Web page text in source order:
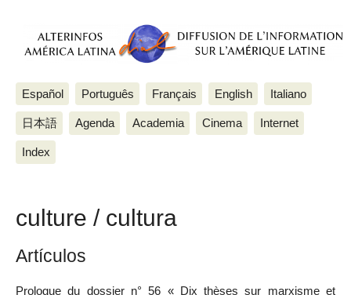
Español Português Français English Italiano
日本語 Agenda Academia Cinema Internet
Index
culture / cultura
Artículos
Prologue du dossier n° 56 « Dix thèses sur marxisme et